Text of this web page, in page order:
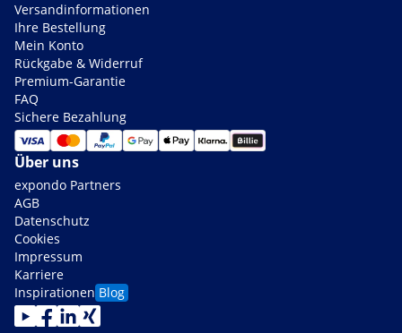
Versandinformationen
Ihre Bestellung
Mein Konto
Rückgabe & Widerruf
Premium-Garantie
FAQ
Sichere Bezahlung
Über uns
expondo Partners
AGB
Datenschutz
Cookies
Impressum
Karriere
Inspirationen Blog